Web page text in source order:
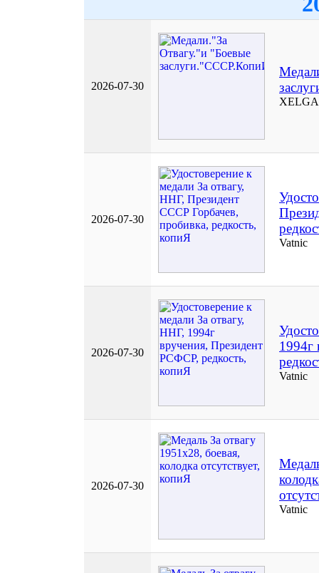
2026-07-30
ХELGA
2026-07-30
Vatnic
2026-07-30
1994г
Vatnic
2026-07-30
Vatnic